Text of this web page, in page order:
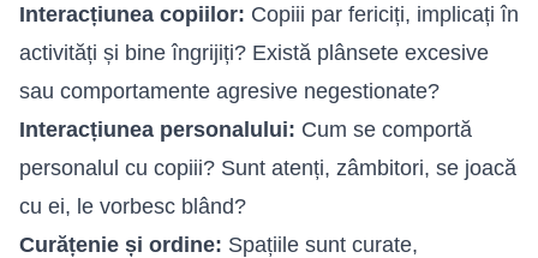
Interacțiunea copiilor: Copiii par fericiți, implicați în
activități și bine îngrijiți? Există plânsete excesive
sau comportamente agresive negestionate?
Interacțiunea personalului: Cum se comportă
personalul cu copiii? Sunt atenți, zâmbitori, se joacă
cu ei, le vorbesc blând?
Curățenie și ordine: Spațiile sunt curate,